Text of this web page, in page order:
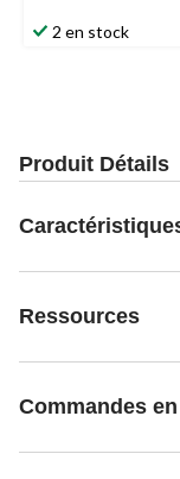
2 en stock
Produit Détails
Ressources
Commandes